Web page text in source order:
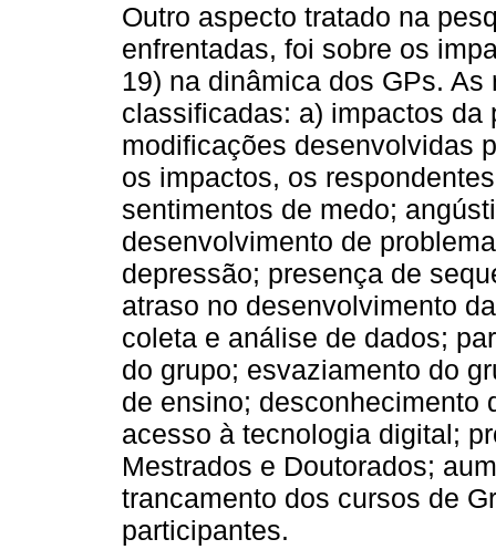
Outro aspecto tratado na
enfrentadas, foi sobre os
19) na dinâmica dos GPs.
classificadas: a) impactos da
modificações desenvolvidas
os impactos, os
sentimentos de medo;
desenvolvimento de
depressão; presença de
atraso no desenvolvimento
coleta e análise de dados;
do grupo; esvaziamento do
de ensino; desconhecimento
acesso à tecnologia digital;
Mestrados e Doutorados;
trancamento dos cursos de
participantes.